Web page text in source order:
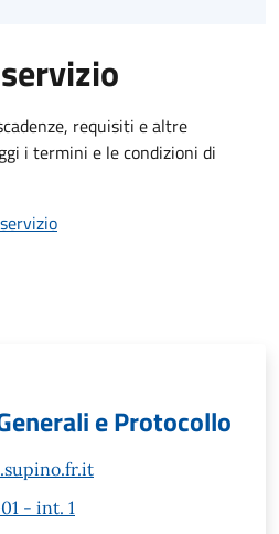
requisiti e altre
i termini e le condizioni di
e Protocollo
- int. 1